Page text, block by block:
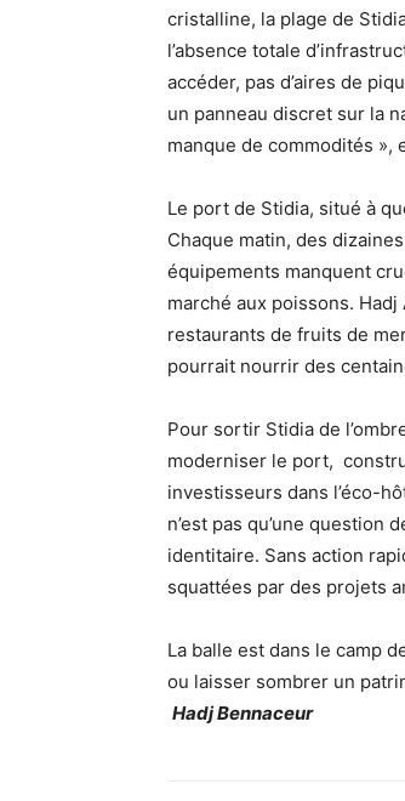
cristalline, la plage de
l’absence totale
accéder, pas d’aires de
un panneau discret sur la
manque de commodités »,
Le port de Stidia, situé à
Chaque matin, des
équipements manquent
marché aux poissons.
restaurants de fruits de
pourrait nourrir des
Pour sortir Stidia de
moderniser le port,
investisseurs dans l’éco-
n’est pas qu’une question
identitaire. Sans action
squattées par des projets
La balle est dans le camp
ou laisser sombrer un
Hadj Bennaceur